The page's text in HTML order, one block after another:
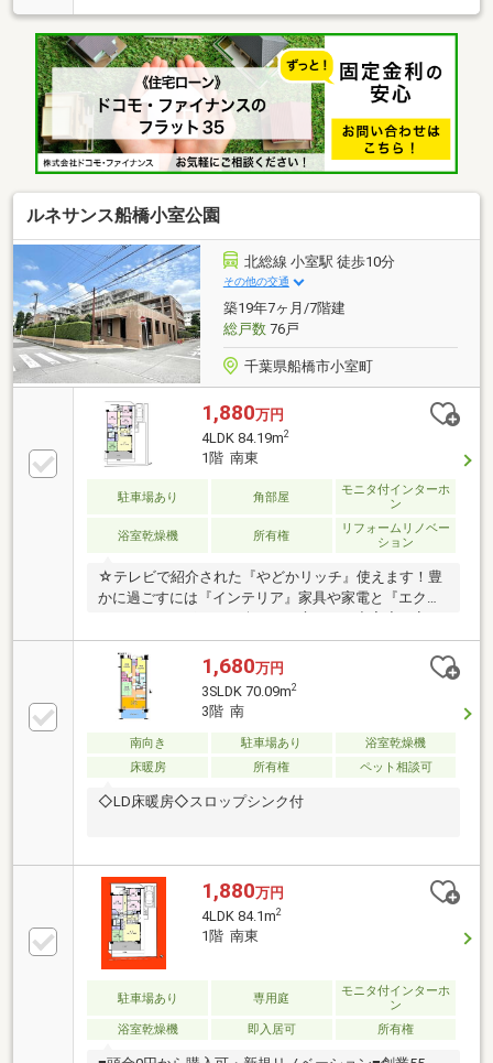
（２）SLDK＋WIC＋ロフト』のゆったりとした贅沢な
間取り◆「吹抜け」のある大空間が広がるリビングダ
イニングは、温かな陽射しが注ぎ、明るく開放感に溢
れます◆令和2年7月に一部リフォーム工事（クロス・
CF張替え等）実施◆「青砥駅徒歩9分」の通勤・通
学・買物に便利な好立地◆小・中学校や公園、病院も
近く、『子育て』にも最適な住環境◆自然を身近に感
じることができ、「成田空港」へのアクセスも楽々可
ルネサンス船橋小室公園
北総線 小室駅 徒歩10分
その他の交通
築19年7ヶ月/7階建
総戸数76戸
千葉県船橋市小室町
1,880万円
4LDK 84.19m2
1階 南東
駐車場あり 角部屋
モニタ付インターホ
ン
浴室乾燥機 所有権
リフォームリノベー
ション
☆テレビで紹介された『やどかリッチ』使えます！豊
かに過ごすには『インテリア』家具や家電と『エクス
ってきます。これらを一括で購入でき、その代金を住
宅ローンに組み込むことが可能なサービス、それがや
どかリッチです。◆頭金０円でもＯＫ！(諸経費含む）
◆アフターサービス充実♪「どこの銀行がいいの？疾
病って何？ローン組めるかな？」わからないことが多
い家探しを丁寧にご説明致します♪物件の探し方、ロ
ーンの組み方、知らないと損する税金のこと等トータ
1,680万円
3SLDK 70.09m2
3階 南
南向き 駐車場あり
浴室乾燥機
床暖房
所有権 ペット相談可
◇LD床暖房◇スロップシンク付
1,880万円
4LDK 84.1m2
1階 南東
駐車場あり 専用庭
モニタ付インターホ
ン
浴室乾燥機
即入居可 所有権